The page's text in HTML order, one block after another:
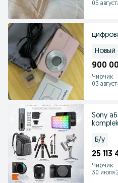
05
Новый
900
Чирчик
03
Sony
Б/у
25 113
Чирчик
30 июля